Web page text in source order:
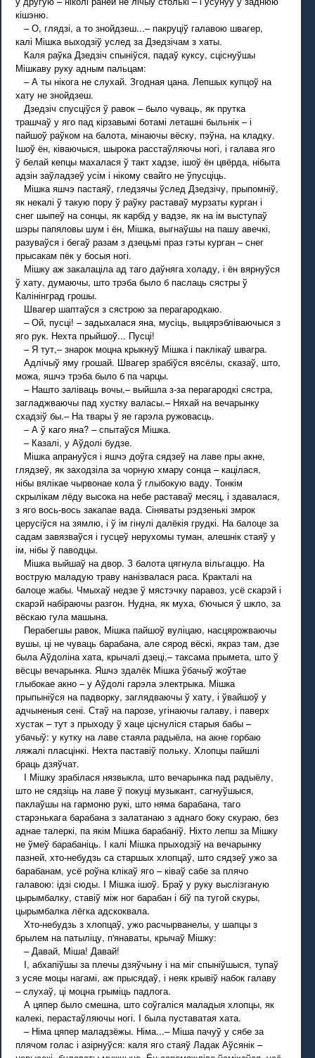
кішэню.
– О, глядзі, а то знойдзеш...– пакруціў галавою швагер,
калі Мішка выходзіў услед за Дзедзічам з хаты.
Каля раўка Дзедзіч спыніўся, падаў куксу, сціснуўшы
Мішкаву руку адным пальцам:
– А ты нікога не слухай. Згодная цана. Лепшых купцоў на
хату не знойдзеш.
Дзедзіч спусціўся ў равок – было чуваць, як прутка
трашчаў у яго пад кірзавымі ботамі леташні быльнік – і
пайшоў раўком на балота, мінаючы вёску, пэўна, на кладку.
Ішоў ён, ківаючыся, шырока расстаўляючы ногі, і галава яго
ў белай кепцы махалася ў такт хадзе, ішоў ён цвёрда, нібыта
адзін заўладзеў усім і нікому свайго не ўпусціць.
Мішка яшчэ пастаяў, гледзячы ўслед Дзедзічу, прыпомніў,
як некалі ў такую пору ў раўку раставаў мурзаты курган і
снег шыпеў на сонцы, як карбід у вадзе, як на ім выступаў
шэры папяловы шум і ён, Мішка, выгнаўшы на пашу авечкі,
разуваўся і бегаў разам з дзецьмі праз гэты курган – снег
прысакам пёк у босыя ногі.
Мішку аж закалаціла ад таго даўняга холаду, і ён вярнуўся
ў хату, думаючы, што трэба было б паслаць сястры ў
Калінінград грошы.
Швагер шаптаўся з сястрою за перагародкаю.
– Ой, пусці! – задыхалася яна, мусіць, выцярэбліваючыся з
яго рук. Нехта прыйшоў... Пусці!
– Я тут,– знарок моцна крыкнуў Мішка і паклікаў швагра.
Адлічыў яму грошай. Швагер зрабіўся вясёлы, сказаў, што,
можа, яшчэ трэба было б па чарцы.
– Нашто заліваць вочы,– выйшла з-за перагародкі сястра,
загладжваючы пад хустку валасы.– Няхай на вечарынку
схадзіў бы.– На твары ў яе гарэла ружовасць.
– А ў каго яна? – спытаўся Мішка.
– Казалі, у Аўдолі будзе.
Мішка апрануўся і яшчэ доўга сядзеў на лаве пры акне,
глядзеў, як заходзіла за чорную хмару сонца – кацілася,
нібы вялікае чырвонае кола ў глыбокую ваду. Тонкім
скрылікам лёду высока на небе раставаў месяц, і здавалася,
з яго вось-вось закапае вада. Сіняваты рэдзенькі змрок
церусіўся на зямлю, і ў ім гінулі далёкія грудкі. На балоце за
садам завязваўся і гусцеў нерухомы туман, алешнік стаяў у
ім, нібы ў паводцы.
Мішка выйшаў на двор. З балота цягнула вільгаццю. На
вострую маладую траву нанізвалася раса. Кракталі на
балоце жабы. Чмыхаў недзе ў мястэчку паравоз, усё скарэй і
скарэй набіраючы разгон. Нудна, як муха, б'ючыся ў шкло, за
вёскаю гула машына.
Перабегшы равок, Мішка пайшоў вуліцаю, насцярожваючы
вушы, ці не чуваць барабана, але сярод вёскі, якраз там, дзе
была Аўдоліна хата, крычалі дзеці,– таксама прымета, што ў
вёсцы вечарынка. Яшчэ здалёк Мішка ўбачыў жоўтае
глыбокае акно – у Аўдолі гарэла электрыка. Мішка
прыпыніўся на падворку, заглядваючы ў хату, і ўвайшоў у
адчыненыя сені. Стаў на парозе, угінаючы галаву, і паверх
хустак – тут з прыходу ў хаце ціснуліся старыя бабы –
убачыў: у кутку на лаве стаяла радыёла, на акне горбаю
ляжалі пласцінкі. Нехта паставіў польку. Хлопцы пайшлі
браць дзяўчат.
I Мішку зрабілася нязвыкла, што вечарынка пад радыёлу,
што не сядзіць на лаве ў покуці музыкант, сагнуўшыся,
паклаўшы на гармоню рукі, што няма барабана, таго
старэнькага барабана з залатанаю з аднаго боку скураю, без
аднае талеркі, па якім Мішка барабаніў. Ніхто лепш за Мішку
не ўмеў барабаніць. I калі Мішка прыходзіў на вечарынку
пазней, хто-небудзь са старшых хлопцаў, што сядзеў ужо за
барабанам, усё роўна клікаў яго – ківаў сабе за плячо
галавою: ідзі сюды. I Мішка ішоў. Браў у руку выслізганую
цырымбалку, ставіў між ног барабан і біў па тугой скуры,
цырымбалка лёгка адскоквала.
Хто-небудзь з хлопцаў, ужо расчырванелы, у шапцы з
брылем на патыліцу, п'янаваты, крычаў Мішку:
– Давай, Міша! Давай!
I, абхапіўшы за плечы дзяўчыну і на міг спыніўшыся, тупаў
з усяе моцы нагамі, аж прысядаў, і неяк крывіў набок галаву
– слухаў, ці моцна грыміць падлога.
А цяпер было смешна, што соўгаліся маладыя хлопцы, як
калекі, перастаўляючы ногі. I была пуставатая хата.
– Німа цяпер маладзёжы. Німа...– Міша пачуў у сябе за
плячом голас і азірнуўся: каля яго стаяў Ладак Аўсянік –